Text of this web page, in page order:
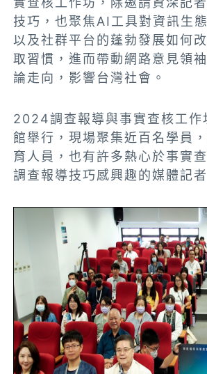
技巧，也聚焦AI工具對資訊生
以及社群平台的蓬勃發展如何
取習慣，進而帶動網路意見領
論走向，影響台灣社會。
2024調查報導與事實查核工作
館舉行，現場聚集近百名學員
育人員，也有許多熱心於事實
調查報導技巧感興趣的媒體記者